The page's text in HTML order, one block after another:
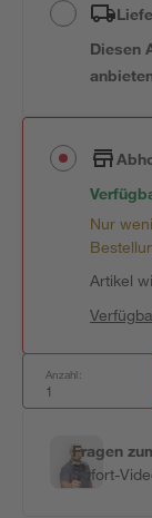
Diesen
Nur
Artikel
Anzahl:
Fragen
Sofort-